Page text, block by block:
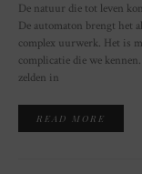
De natuur die tot leven
De automaton brengt het
complex uurwerk. Het is
complicatie die we
zelden in
READ MORE